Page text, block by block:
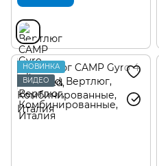
НОВИНКА
ВИДЕО